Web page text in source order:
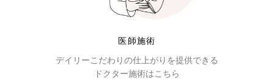
医師施術
デイリーこだわりの仕上がりを提供できる
ドクター施術はこちら